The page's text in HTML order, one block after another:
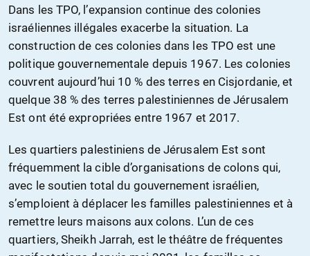
Dans les TPO, l’expansion continue des colonies
israéliennes illégales exacerbe la situation. La
construction de ces colonies dans les TPO est une
politique gouvernementale depuis 1967. Les colonies
couvrent aujourd’hui 10 % des terres en Cisjordanie, et
quelque 38 % des terres palestiniennes de Jérusalem
Est ont été expropriées entre 1967 et 2017.
Les quartiers palestiniens de Jérusalem Est sont
fréquemment la cible d’organisations de colons qui,
avec le soutien total du gouvernement israélien,
s’emploient à déplacer les familles palestiniennes et à
remettre leurs maisons aux colons. L’un de ces
quartiers, Sheikh Jarrah, est le théâtre de fréquentes